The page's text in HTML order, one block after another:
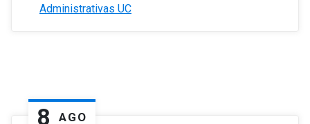
Administrativas UC
8 AGO